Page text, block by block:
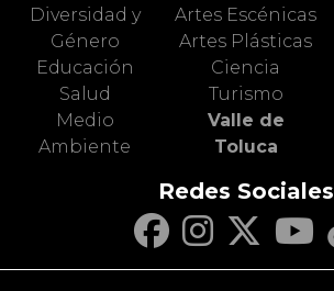
Diversidad y
Género
Educación
Salud
Medio
Ambiente
Artes Escénicas
Artes Plásticas
Ciencia
Turismo
Valle de
Toluca
Redes Sociales